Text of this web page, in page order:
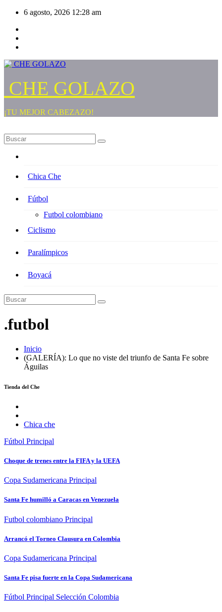
Saltar
contenido
6 agosto, 2026 12:28 am
CHE GOLAZO
¡TU MEJOR CABEZAZO!
Chica Che
Fútbol
Futbol colombiano
Ciclismo
Paralímpicos
Boyacá
.futbol
Inicio
(GALERÍA): Lo que no viste del triunfo de Santa Fe sobre
Águilas
Tienda del Che
Chica che
Fútbol Principal
Choque de trenes entre la FIFA y la UEFA
Copa Sudamericana Principal
Santa Fe humilló a Caracas en Venezuela
Futbol colombiano Principal
Arrancó el Torneo Clausura en Colombia
Copa Sudamericana Principal
Santa Fe pisa fuerte en la Copa Sudamericana
Fútbol Principal Selección Colombia